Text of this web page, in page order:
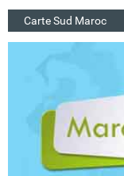
Carte Sud Maroc